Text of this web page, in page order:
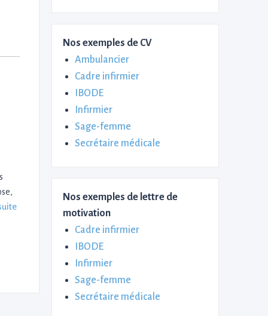
Nos exemples de CV
Ambulancier
Cadre infirmier
IBODE
Infirmier
Sage-femme
Secrétaire médicale
Nos exemples de lettre de
motivation
Cadre infirmier
IBODE
Infirmier
Sage-femme
Secrétaire médicale